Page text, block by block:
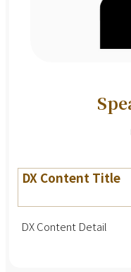
DX Content Title
DX Content Detail